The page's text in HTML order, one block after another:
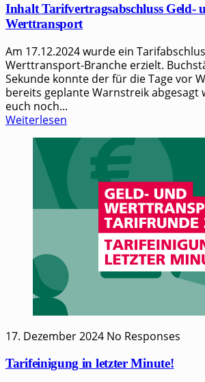
Inhalt Tarifvertragsabschluss Geld-
Werttransport
Am 17.12.2024 wur­de ein
Wert­trans­port-Bran­che erzielt.
Sekun­de konn­te der für die Tage vor
bereits geplan­te Warn­streik abge­sagt
euch noch...
Weiterlesen
17. Dezember 2024 No Responses
Tarifeinigung in letzter Minute!